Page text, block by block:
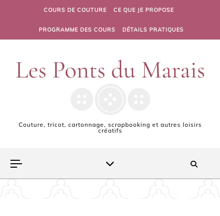
Skip to contentCOURS DE COUTURE CE QUE JE PROPOSE
PROGRAMME DES COURS DÉTAILS PRATIQUES
Couture, tricot, cartonnage, scrapbooking et autres loisirs
créatifs